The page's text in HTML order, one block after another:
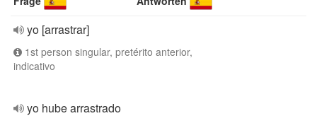
yo [arrastrar]
1st person singular, pretérito anterior,
indicativo
yo hube arrastrado